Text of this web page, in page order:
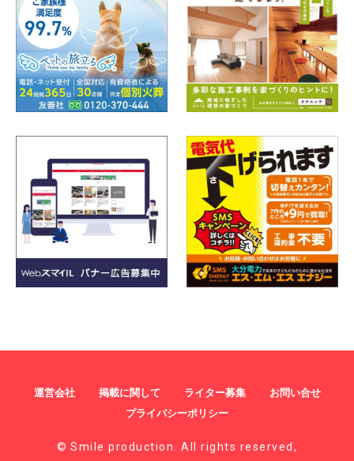
運営会社 掲載に関して ライター募集
お問い合せ
プライバシーポリシー
© Smile production. All rights reserved,